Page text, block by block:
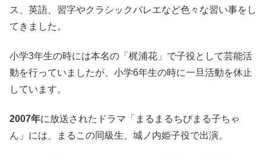
ス、英語、習字やクラシックバレエなど色々な習い事をし
てきました。
小学3年生の時には本名の「梶浦花」で子役として芸能活
動を行っていましたが、小学6年生の時に一旦活動を休止
しています。
2007年に放送されたドラマ「まるまるちびまる子ちゃ
ん」には、まるこの同級生、城ノ内姫子役で出演。